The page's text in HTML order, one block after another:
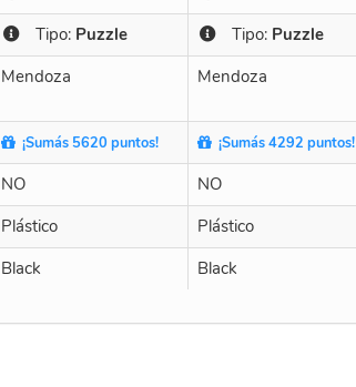
Tipo: Puzzle Tipo: Puzzle
Mendoza Mendoza
¡Sumás 5620 puntos! ¡Sumás 4292 puntos!
NO
NO
Plástico
Plástico
Black Black